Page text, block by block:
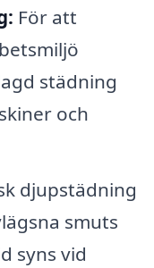
För att
städning
och
djupstädning
smuts
syns vid